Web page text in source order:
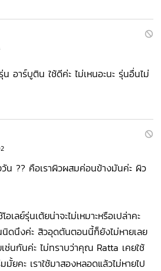
น อาร์บูติน ใช้ดีค่ะ ไม่เหนอะนะ รุ่นอื่นไม่
วัน ?? คือเราผิวผสมค่อนข้างมันค่ะ ผิว
ลย์รุ่นเต้ยน่าจะไม่เหมาะหรือเปล่าคะ
ดนึงค่ะ สิวอุดตันตอนนี้ก็ยังไม่หายเลย
ช่นกันค่ะ ไม่ทราบว่าคุณ Ratta เคยใช้
ยคะ เราใช้มาสองหลอดแล้วไม่หายไป